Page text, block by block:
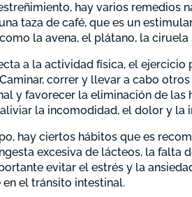
hay varios remedios
taza de café, que es un
la avena, el plátano, la ciruela
a la actividad física, el
correr y llevar a cabo
y favorecer la eliminación de las
la incomodidad, el dolor y la
hay ciertos hábitos que es
excesiva de lácteos, la falta
evitar el estrés y la
el tránsito intestinal.